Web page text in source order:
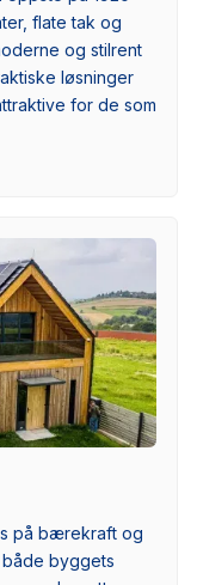
flate tak og
og stilrent
løsninger
for de som
på bærekraft og
både byggets